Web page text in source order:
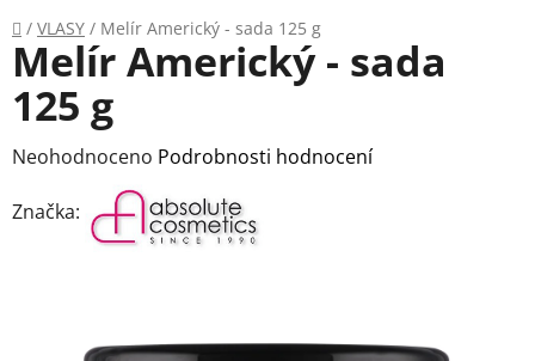
Domů
/ VLASY / Melír Americký - sada 125 g
Melír Americký - sada
125 g
Průměrné
produktu
Neohodnoceno Podrobnosti hodnocení
Značka: